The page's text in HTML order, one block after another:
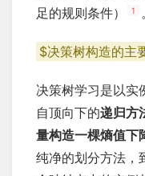
足的规则条件）
1 。
$决策树构造的主
决策树学习是以实
自顶向下的递归方
量构造一棵熵值下
纯净的划分方法，